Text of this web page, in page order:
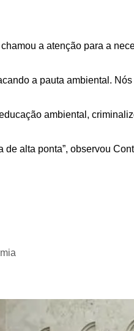
a atenção para a
a pauta ambiental.
ambiental,
alta ponta”, observou